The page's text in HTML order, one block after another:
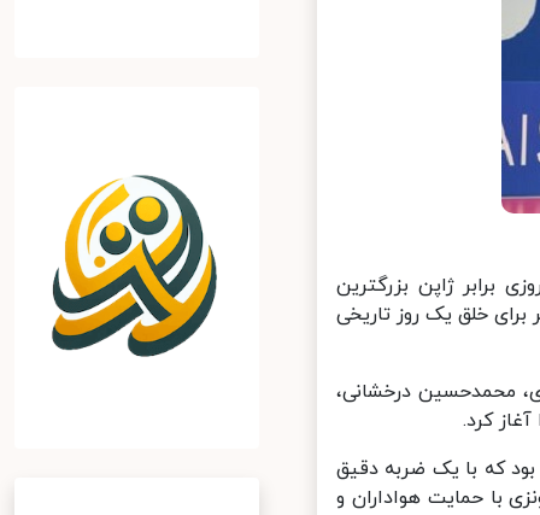
برابر ژاپن بزرگترین
در استادیوم خانگی و با حضور ۱۶۵۰۰ تماشاگر برای خلق یک روز تاریخی
محمدحسین درخشانی،
کرد.
که با یک ضربه دقیق
با حمایت هواداران و